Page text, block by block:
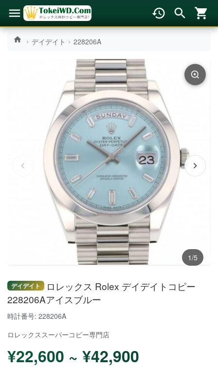
デイデイト 228206A
1/5
デイデイト
ロレックス Rolex デイデイトコピー
228206Aアイスブルー
時計番号: 228206A
ロレックススーパーコピー専門店
¥22,600 ~ ¥42,900